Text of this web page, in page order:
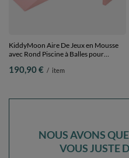
KiddyMoon Aire De Jeux en Mousse
avec Rond Piscine à Balles pour
poudré/perle, Piscine (300 Balles) +
190,90 € / item
NOUS AVONS
VOUS JUSTE